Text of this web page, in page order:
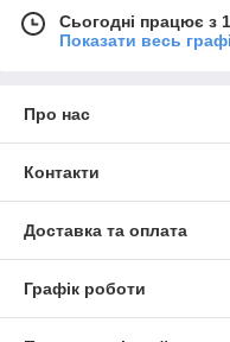
Сьогодні працює з
Показати весь
Про нас
Контакти
Доставка та оплата
Графік роботи